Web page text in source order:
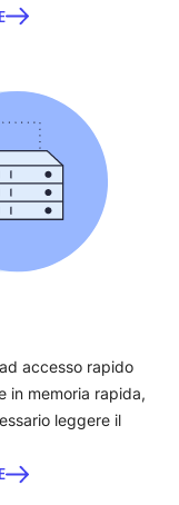
accesso rapido
in memoria rapida,
leggere il